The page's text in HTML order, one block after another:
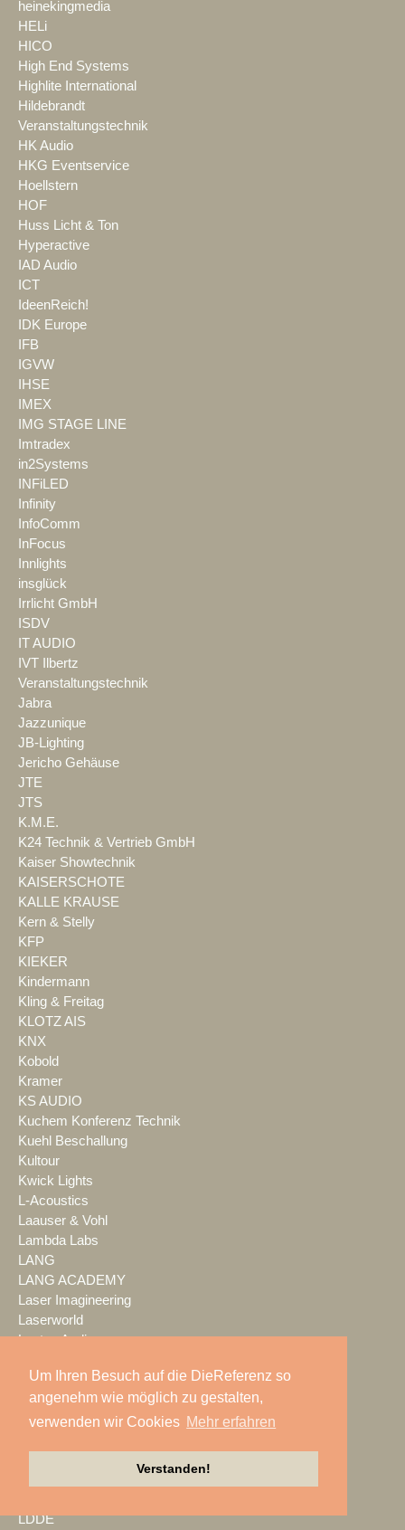
Um Ihren Besuch auf die DieReferenz so
angenehm wie möglich zu gestalten,
verwenden wir Cookies Mehr erfahren
Verstanden!
heinekingmedia
HELi
HICO
High End Systems
Highlite International
Hildebrandt
Veranstaltungstechnik
HK Audio
HKG Eventservice
Hoellstern
HOF
Huss Licht & Ton
Hyperactive
IAD Audio
ICT
IdeenReich!
IDK Europe
IFB
IGVW
IHSE
IMEX
IMG STAGE LINE
Imtradex
in2Systems
INFiLED
Infinity
InfoComm
InFocus
Innlights
insglück
Irrlicht GmbH
ISDV
IT AUDIO
IVT Ilbertz
Veranstaltungstechnik
Jabra
Jazzunique
JB-Lighting
Jericho Gehäuse
JTE
JTS
K.M.E.
K24 Technik & Vertrieb GmbH
Kaiser Showtechnik
KAISERSCHOTE
KALLE KRAUSE
Kern & Stelly
KFP
KIEKER
Kindermann
Kling & Freitag
KLOTZ AIS
KNX
Kobold
Kramer
KS AUDIO
Kuchem Konferenz Technik
Kuehl Beschallung
Kultour
Kwick Lights
L-Acoustics
Laauser & Vohl
Lambda Labs
LANG
LANG ACADEMY
Laser Imagineering
Laserworld
Lauten Audio
Lawo
Lax Europa
Layher
LDDE